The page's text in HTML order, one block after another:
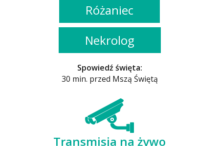
Różaniec
Nekrolog
Spowiedź święta:
30 min. przed Mszą Świętą
Transmisja na żywo